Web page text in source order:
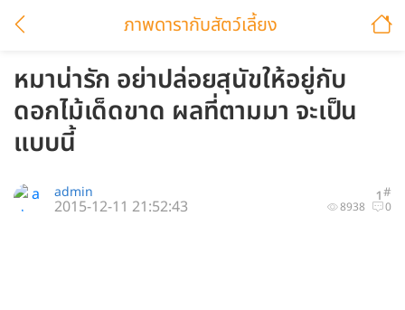
ภาพดารากับสัตว์เลี้ยง
หมาน่ารัก อย่าปล่อยสุนัขให้อยู่กับ
ดอกไม้เด็ดขาด ผลที่ตามมา จะเป็น
แบบนี้
1#
admin
8938 0
2015-12-11 21:52:43